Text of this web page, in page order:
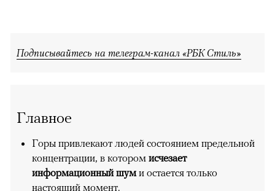
Подписывайтесь на телеграм-канал «РБК Стиль»
Главное
Горы привлекают людей состоянием предельной
концентрации, в котором исчезает
информационный шуми остается только
настоящий момент.